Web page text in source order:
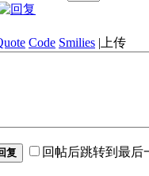
Code Smilies | 上传
复 回帖后跳转到最后